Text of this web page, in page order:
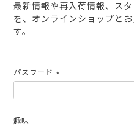
最新情報や再入荷情報、ス
を、オンラインショップと
す。
パスワード
須)
趣味